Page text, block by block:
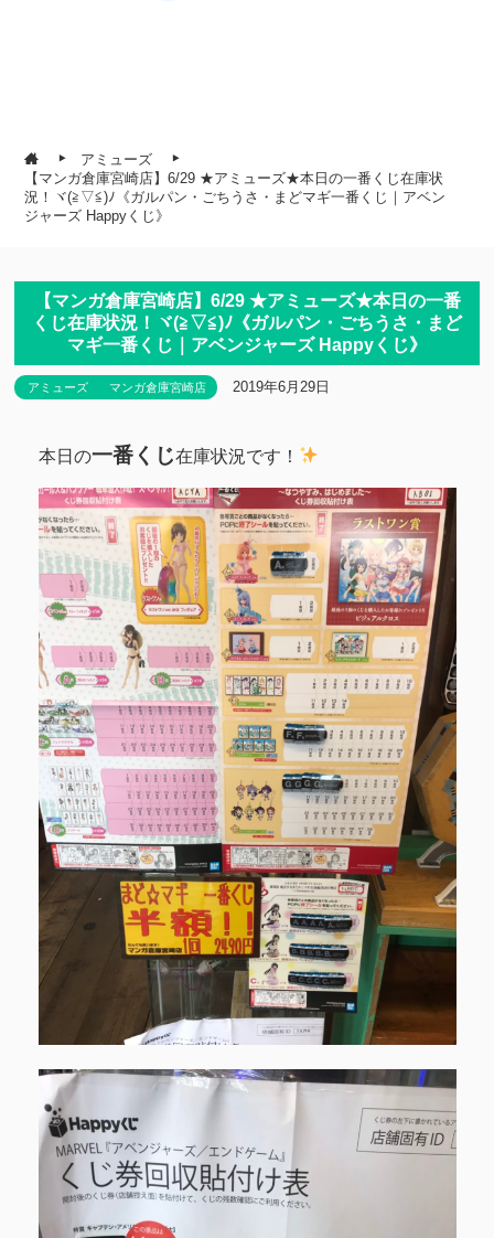
アミューズ
【マンガ倉庫宮崎店】6/29 ★アミューズ★本日の一番くじ在庫状
況！ヾ(≧▽≦)ﾉ《ガルパン・ごちうさ・まどマギ一番くじ｜アベン
ジャーズ Happyくじ》
【マンガ倉庫宮崎店】6/29 ★アミューズ★本日の一番
くじ在庫状況！ヾ(≧▽≦)ﾉ《ガルパン・ごちうさ・まど
マギ一番くじ｜アベンジャーズ Happyくじ》
アミューズ マンガ倉庫宮崎店 2019年6月29日
本日の一番くじ在庫状況です！